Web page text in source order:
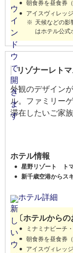
朝食券を昼食券
アイスヴィレッ
天候などの影
はホテル公式
リゾナーレトマ
外観のデザイン
ル。ファミリー
滞在したいご家
ホテル情報
星野リゾート ト
新千歳空港からス
ホテル詳細
〔ホテルからの
ミナミナビーチ
朝食券を昼食券
アイスヴィレッ